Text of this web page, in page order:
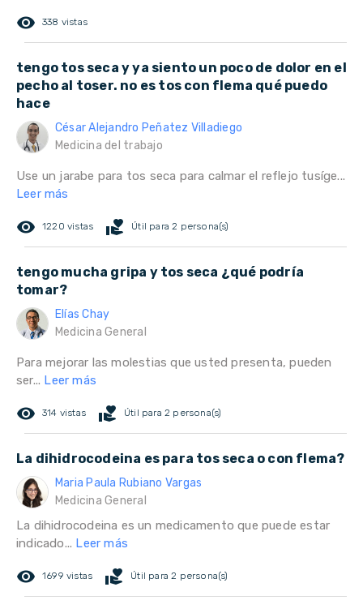
remove_red_eye 338 vistas
tengo tos seca y ya siento un poco de dolor en el
pecho al toser. no es tos con flema qué puedo
hace
César Alejandro Peñatez Villadiego
Medicina del trabajo
Use un jarabe para tos seca para calmar el reflejo tusíge...
Leer más
remove_red_eye 1220 vistas volunteer_activism Útil para 2 persona(s)
tengo mucha gripa y tos seca ¿qué podría
tomar?
Elías Chay
Medicina General
Para mejorar las molestias que usted presenta, pueden
ser... Leer más
remove_red_eye 314 vistas volunteer_activism Útil para 2 persona(s)
La dihidrocodeina es para tos seca o con flema?
Maria Paula Rubiano Vargas
Medicina General
La dihidrocodeina es un medicamento que puede estar
indicado... Leer más
remove_red_eye 1699 vistas volunteer_activism Útil para 2 persona(s)